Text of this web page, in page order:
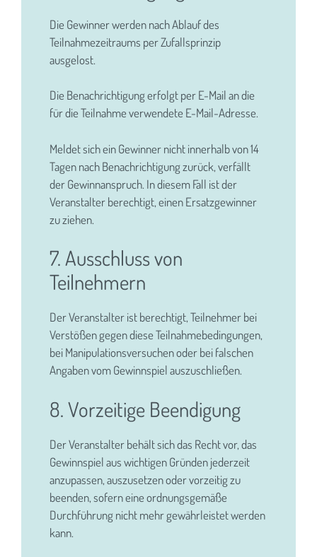
Die Gewinner werden nach Ablauf des
Teilnahmezeitraums per Zufallsprinzip
ausgelost.
Die Benachrichtigung erfolgt per E-Mail an die
für die Teilnahme verwendete E-Mail-Adresse.
Meldet sich ein Gewinner nicht innerhalb von 14
Tagen nach Benachrichtigung zurück, verfällt
der Gewinnanspruch. In diesem Fall ist der
Veranstalter berechtigt, einen Ersatzgewinner
zu ziehen.
7. Ausschluss von
Teilnehmern
Der Veranstalter ist berechtigt, Teilnehmer bei
Verstößen gegen diese Teilnahmebedingungen,
bei Manipulationsversuchen oder bei falschen
Angaben vom Gewinnspiel auszuschließen.
8. Vorzeitige Beendigung
Der Veranstalter behält sich das Recht vor, das
Gewinnspiel aus wichtigen Gründen jederzeit
anzupassen, auszusetzen oder vorzeitig zu
beenden, sofern eine ordnungsgemäße
Durchführung nicht mehr gewährleistet werden
kann.